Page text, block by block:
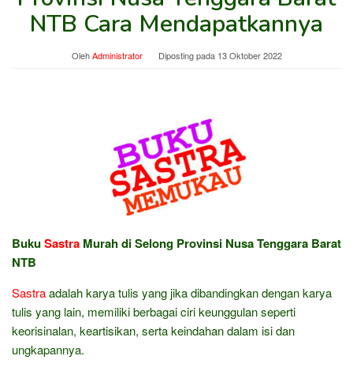
NTB Cara Mendapatkannya
OlehAdministrator Diposting pada 13 Oktober 2022
BukuSastra Murah di Selong Provinsi Nusa Tenggara Barat
NTB
Sastraadalah karya tulis yang jika dibandingkan dengan karya
tulis yang lain, memiliki berbagai ciri keunggulan seperti
keorisinalan, keartisikan, serta keindahan dalam isi dan
ungkapannya.